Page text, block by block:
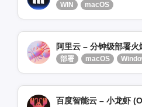
WIN macOS
部署 macOS
百度智能云 – 小龙虾